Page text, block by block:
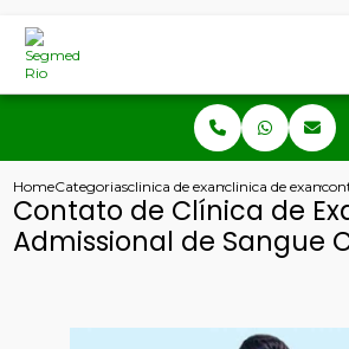
HomeCategoriasclinica de exames admissionais
clinica de exame
Contato de Clínica de
Admissional de Sangue